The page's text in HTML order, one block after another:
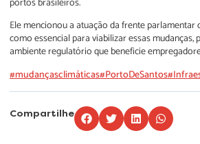
Ele mencionou a atuação da frente
como essencial para viabilizar essas mudanças,
ambiente regulatório que beneficie
#mudançasclimáticas#PortoDeSantos
Compartilhe